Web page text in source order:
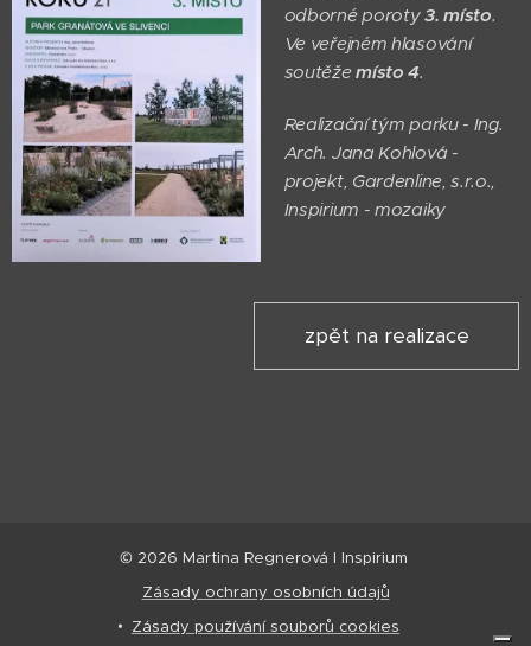
odborné poroty3. místo.
Ve veřejném hlasování
soutěžemísto 4.
Realizační tým parku - Ing.
Arch. Jana Kohlová -
projekt, Gardenline, s.r.o.,
Inspirium - mozaiky
zpět na realizace
© 2026 Martina Regnerová I Inspirium
Zásady ochrany osobních údajů
Zásady používání souborů cookies